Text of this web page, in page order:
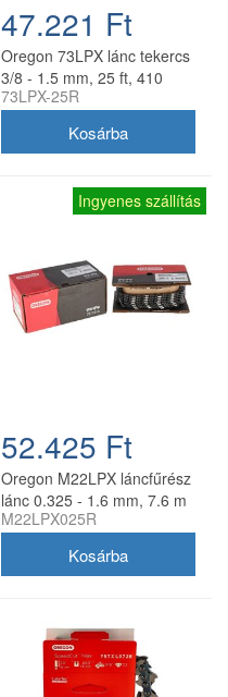
47.221 Ft
Oregon 73LPX lánc tekercs
3/8 - 1.5 mm, 25 ft, 410
szem
73LPX-25R
Ingyenes szállítás
52.425 Ft
Oregon M22LPX láncfűrész
lánc 0.325 - 1.6 mm, 7.6 m
tekercs
M22LPX025R